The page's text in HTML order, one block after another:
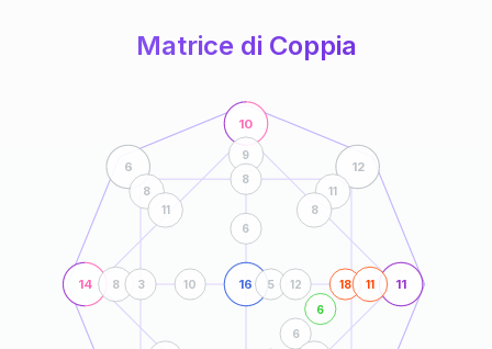
Matrice di Coppia
14
10
11
16
6 12
6
6
18
8
9
11
3
8
5 12
10
6
8
11
11
8